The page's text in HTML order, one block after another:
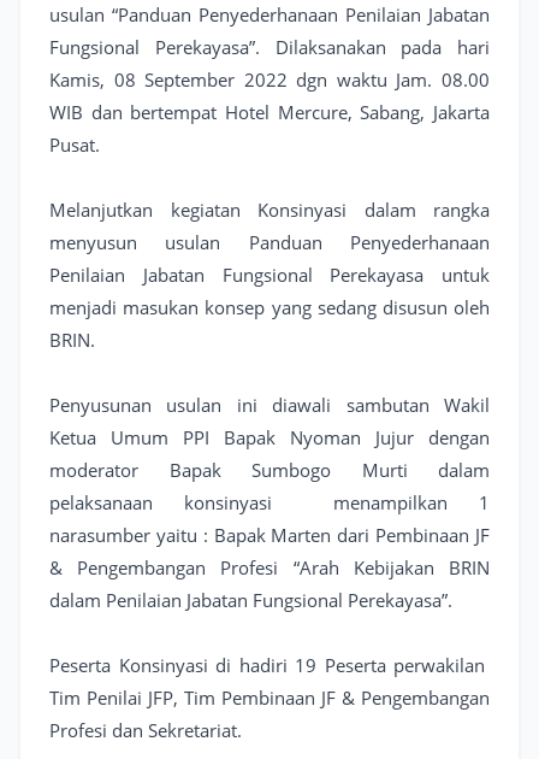
usulan “Panduan Penyederhanaan Penilaian Jabatan
Fungsional Perekayasa”. Dilaksanakan pada hari
Kamis, 08 September 2022 dgn waktu Jam. 08.00
WIB dan bertempat Hotel Mercure, Sabang, Jakarta
Pusat.
Melanjutkan kegiatan Konsinyasi dalam rangka
menyusun usulan Panduan Penyederhanaan
Penilaian Jabatan Fungsional Perekayasa untuk
menjadi masukan konsep yang sedang disusun oleh
BRIN.
Penyusunan usulan ini diawali sambutan Wakil
Ketua Umum PPI Bapak Nyoman Jujur dengan
moderator Bapak Sumbogo Murti dalam
pelaksanaan konsinyasi menampilkan 1
narasumber yaitu : Bapak Marten dari Pembinaan JF
& Pengembangan Profesi “Arah Kebijakan BRIN
dalam Penilaian Jabatan Fungsional Perekayasa”.
Peserta Konsinyasi di hadiri 19 Peserta perwakilan
Tim Penilai JFP, Tim Pembinaan JF & Pengembangan
Profesi dan Sekretariat.